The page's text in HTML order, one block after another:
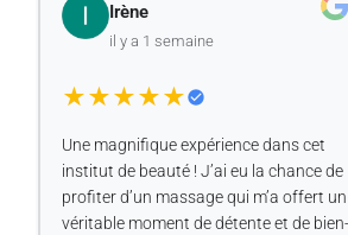
Irène
il y a 1 semaine
★★★★★
Une magnifique expérience dans cet
institut de beauté ! J’ai eu la chance de
profiter d’un massage qui m’a offert un
véritable moment de détente et de bien-